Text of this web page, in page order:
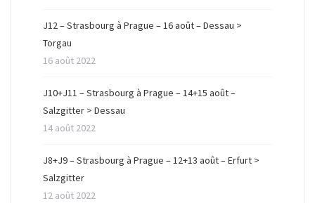
J12 – Strasbourg à Prague – 16 août – Dessau >
Torgau
16 août 2022
J10+J11 – Strasbourg à Prague – 14+15 août –
Salzgitter > Dessau
14 août 2022
J8+J9 – Strasbourg à Prague – 12+13 août – Erfurt >
Salzgitter
12 août 2022